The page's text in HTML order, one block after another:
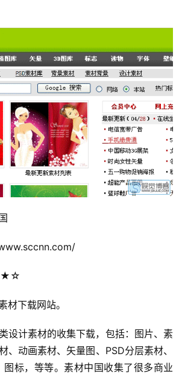
材下载网站。
设计素材的收集下载，包括：图片、素
、动画素材、矢量图、PSD分层素材、
标，等等。素材中国收集了很多商业